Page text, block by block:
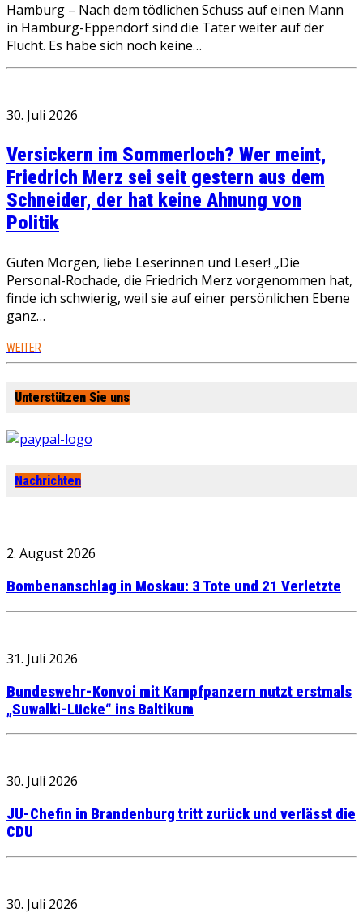
Hamburg – Nach dem tödlichen Schuss auf einen Mann
in Hamburg-Eppendorf sind die Täter weiter auf der
Flucht. Es habe sich noch keine…
30. Juli 2026
Versickern im Sommerloch? Wer meint,
Friedrich Merz sei seit gestern aus dem
Schneider, der hat keine Ahnung von
Politik
Guten Morgen, liebe Leserinnen und Leser! „Die
Personal-Rochade, die Friedrich Merz vorgenommen hat,
finde ich schwierig, weil sie auf einer persönlichen Ebene
ganz…
WEITER
Unterstützen Sie uns
Nachrichten
2. August 2026
Bombenanschlag in Moskau: 3 Tote und 21 Verletzte
31. Juli 2026
Bundeswehr-Konvoi mit Kampfpanzern nutzt erstmals
„Suwalki-Lücke“ ins Baltikum
30. Juli 2026
JU-Chefin in Brandenburg tritt zurück und verlässt die
CDU
30. Juli 2026